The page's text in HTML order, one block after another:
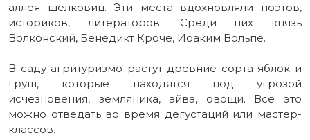
аллея шелковиц. Эти места вдохновляли поэтов,
историков, литераторов. Среди них князь
Волконский, Бенедикт Кроче, Иоаким Вольпе.
В саду агритуризмо растут древние сорта яблок и
груш, которые находятся под угрозой
исчезновения, земляника, айва, овощи. Все это
можно отведать во время дегустаций или мастер-
классов.